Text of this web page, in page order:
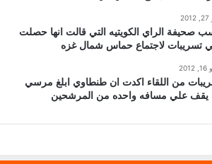
صحيفة الراي الكويتيه التي قالت انها حصلت
تسريبات لاجتماع حماس شمال غزه
من اللقاء اكدت ان طنطاوي ابلغ مرسي
يقف علي مسافه واحده من المرشحين